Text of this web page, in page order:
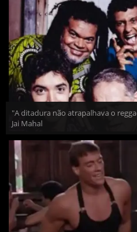
"A ditadura não atrapalhava o
Jai Mahal